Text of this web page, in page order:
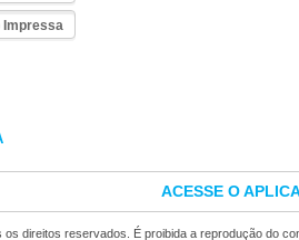
Impressa
ACESSE O
os direitos reservados. É proibida a reprodução do